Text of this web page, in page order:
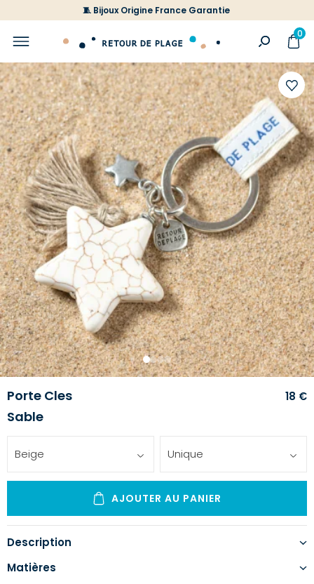
🧵 Bijoux Origine France Garantie
0
à
votre
liste
1 234
Porte Cles
Sable
18 €
Beige Unique
AJOUTER AU PANIER
Description
Matières